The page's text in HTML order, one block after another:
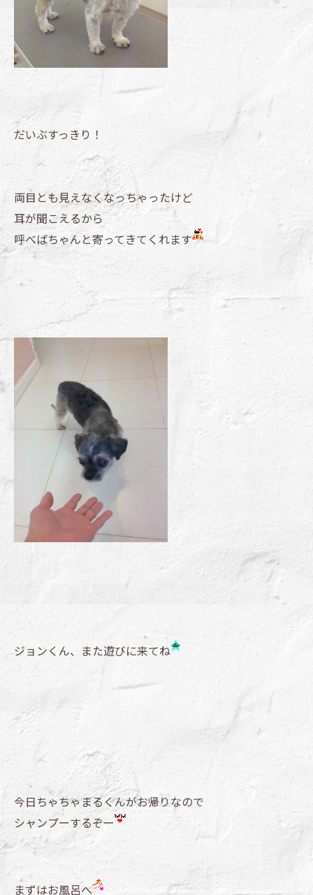
だいぶすっきり！
両目とも見えなくなっちゃったけど
耳が聞こえるから
呼べばちゃんと寄ってきてくれます
ジョンくん、また遊びに来てね
今日ちゃちゃまるくんがお帰りなので
シャンプーするぞー
まずはお風呂へ